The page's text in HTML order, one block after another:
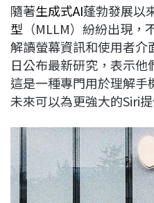
b
o
o
k
a
d
s
e
d
I
n
i
隨著生成式AI蓬勃發展以
型 （MLLM）紛紛出現
解讀螢幕資訊和使用者介
日公布最新研究，表示
這是一種專門用於理解
未來可以為更強大的Siri提